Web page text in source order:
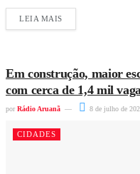
LEIA MAIS
Em construção, maior
com cerca de 1,4 mil
por Rádio Aruanã 8 de julho de
CIDADES